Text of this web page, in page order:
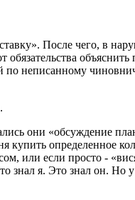
После чего, в
неписанному
они «обсуждение
определенное
или если просто -
знал я. Это знал он. Но